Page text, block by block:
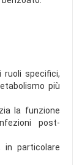
ruoli specifici,
più
la funzione
post-
in particolare